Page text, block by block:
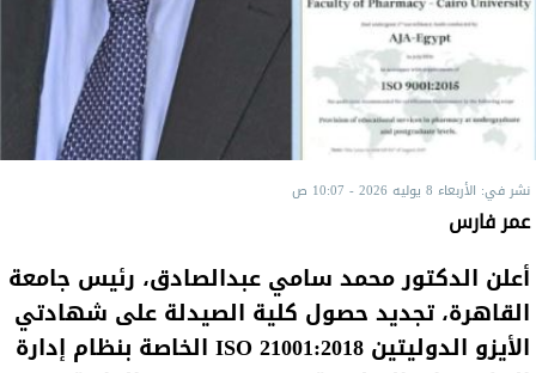
نشر في: الأربعاء 8 يوليه 2026 - 10:07 ص
عمر فارس
أعلن الدكتور محمد سامي عبدالصادق، رئيس جامعة
القاهرة، تجديد حصول كلية الصيدلة على شهادتي
الأيزو الدوليتين ISO 21001:2018 الخاصة بنظام إدارة